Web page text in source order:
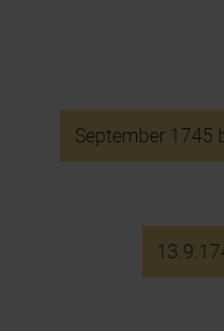
September 1745